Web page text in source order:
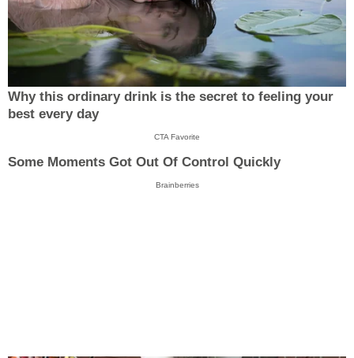
Why this ordinary drink is the secret to feeling your
best every day
CTA Favorite
Some Moments Got Out Of Control Quickly
Brainberries